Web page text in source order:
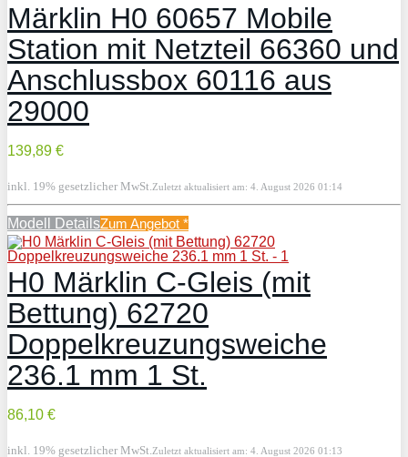
Märklin H0 60657 Mobile
Station mit Netzteil 66360 und
Anschlussbox 60116 aus
29000
139,89 €
inkl. 19% gesetzlicher MwSt. Zuletzt aktualisiert am: 4. August 2026 01:14
Modell DetailsZum Angebot *
H0 Märklin C-Gleis (mit
Bettung) 62720
Doppelkreuzungsweiche
236.1 mm 1 St.
86,10 €
inkl. 19% gesetzlicher MwSt. Zuletzt aktualisiert am: 4. August 2026 01:13